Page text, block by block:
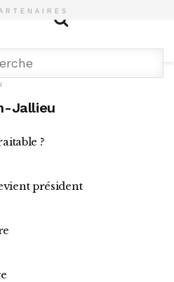
Jallieu
?
président